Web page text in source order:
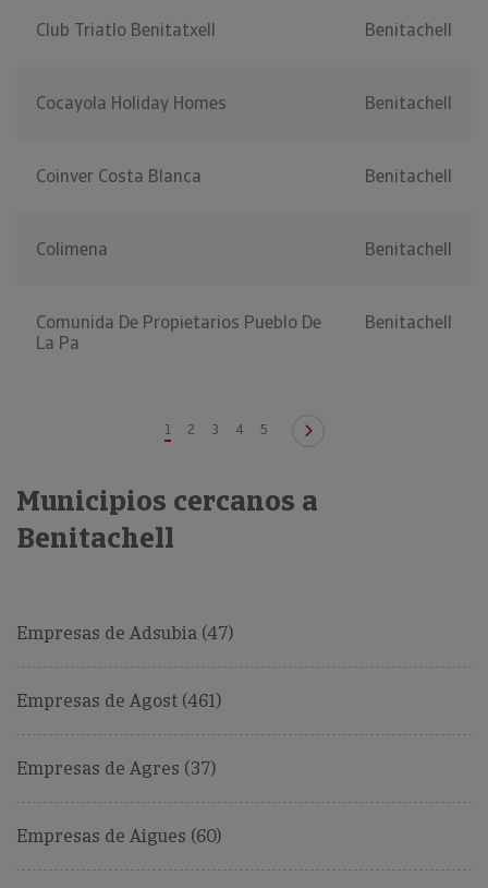
Club Triatlo Benitatxell Benitachell
Cocayola Holiday Homes Benitachell
Coinver Costa Blanca Benitachell
Colimena Benitachell
Comunida De Propietarios Pueblo De
La Pa
Benitachell
1 2 3 4 5
Municipios cercanos a
Benitachell
Empresas de Adsubia (47)
Empresas de Agost (461)
Empresas de Agres (37)
Empresas de Aigues (60)